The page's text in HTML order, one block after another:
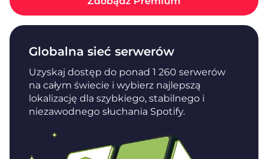
Globalna sieć serwerów
Uzyskaj dostęp do ponad 1 260 serwerów
na całym świecie i wybierz najlepszą
lokalizację dla szybkiego, stabilnego i
niezawodnego słuchania Spotify.